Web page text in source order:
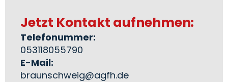
Jetzt Kontakt aufnehmen:
Telefonummer:
053118055790
E-Mail:
braunschweig@agfh.de